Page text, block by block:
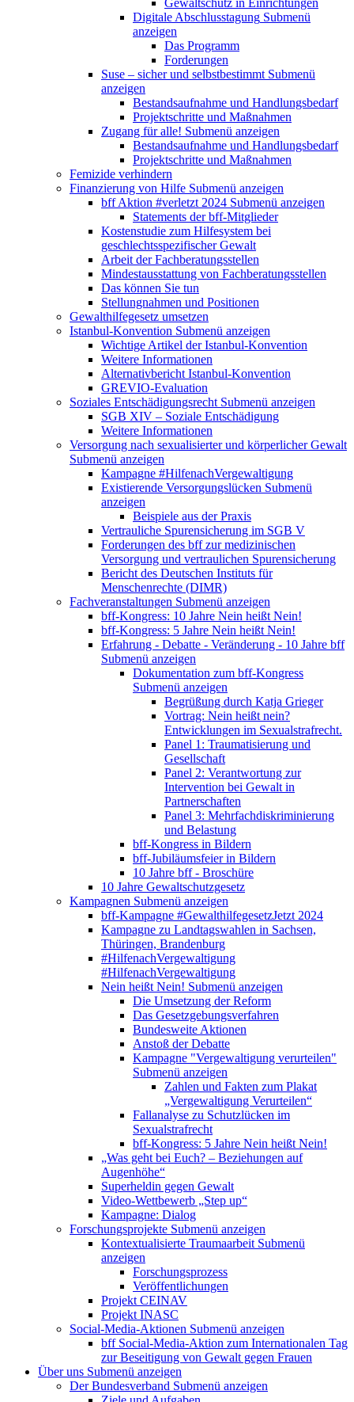
Gewaltschutz in Einrichtungen
Digitale Abschlusstagung Submenü
anzeigen
Das Programm
Forderungen
Suse – sicher und selbstbestimmt Submenü
anzeigen
Bestandsaufnahme und Handlungsbedarf
Projektschritte und Maßnahmen
Zugang für alle! Submenü anzeigen
Bestandsaufnahme und Handlungsbedarf
Projektschritte und Maßnahmen
Femizide verhindern
Finanzierung von Hilfe Submenü anzeigen
bff Aktion #verletzt 2024 Submenü anzeigen
Statements der bff-Mitglieder
Kostenstudie zum Hilfesystem bei
geschlechtsspezifischer Gewalt
Arbeit der Fachberatungsstellen
Mindestausstattung von Fachberatungsstellen
Das können Sie tun
Stellungnahmen und Positionen
Gewalthilfegesetz umsetzen
Istanbul-Konvention Submenü anzeigen
Wichtige Artikel der Istanbul-Konvention
Weitere Informationen
Alternativbericht Istanbul-Konvention
GREVIO-Evaluation
Soziales Entschädigungsrecht Submenü anzeigen
SGB XIV – Soziale Entschädigung
Weitere Informationen
Versorgung nach sexualisierter und körperlicher Gewalt
Submenü anzeigen
Kampagne #HilfenachVergewaltigung
Existierende Versorgungslücken Submenü
anzeigen
Beispiele aus der Praxis
Vertrauliche Spurensicherung im SGB V
Forderungen des bff zur medizinischen
Versorgung und vertraulichen Spurensicherung
Bericht des Deutschen Instituts für
Menschenrechte (DIMR)
Fachveranstaltungen Submenü anzeigen
bff-Kongress: 10 Jahre Nein heißt Nein!
bff-Kongress: 5 Jahre Nein heißt Nein!
Erfahrung - Debatte - Veränderung - 10 Jahre bff
Submenü anzeigen
Dokumentation zum bff-Kongress
Submenü anzeigen
Begrüßung durch Katja Grieger
Vortrag: Nein heißt nein?
Entwicklungen im Sexualstrafrecht.
Panel 1: Traumatisierung und
Gesellschaft
Panel 2: Verantwortung zur
Intervention bei Gewalt in
Partnerschaften
Panel 3: Mehrfachdiskriminierung
und Belastung
bff-Kongress in Bildern
bff-Jubiläumsfeier in Bildern
10 Jahre bff - Broschüre
10 Jahre Gewaltschutzgesetz
Kampagnen Submenü anzeigen
bff-Kampagne #GewalthilfegesetzJetzt 2024
Kampagne zu Landtagswahlen in Sachsen,
Thüringen, Brandenburg
#HilfenachVergewaltigung
#HilfenachVergewaltigung
Nein heißt Nein! Submenü anzeigen
Die Umsetzung der Reform
Das Gesetzgebungsverfahren
Bundesweite Aktionen
Anstoß der Debatte
Kampagne "Vergewaltigung verurteilen"
Submenü anzeigen
Zahlen und Fakten zum Plakat
„Vergewaltigung Verurteilen“
Fallanalyse zu Schutzlücken im
Sexualstrafrecht
bff-Kongress: 5 Jahre Nein heißt Nein!
„Was geht bei Euch? – Beziehungen auf
Augenhöhe“
Superheldin gegen Gewalt
Video-Wettbewerb „Step up“
Kampagne: Dialog
Forschungsprojekte Submenü anzeigen
Kontextualisierte Traumaarbeit Submenü
anzeigen
Forschungsprozess
Veröffentlichungen
Projekt CEINAV
Projekt INASC
Social-Media-Aktionen Submenü anzeigen
bff Social-Media-Aktion zum Internationalen Tag
zur Beseitigung von Gewalt gegen Frauen
Über uns Submenü anzeigen
Der Bundesverband Submenü anzeigen